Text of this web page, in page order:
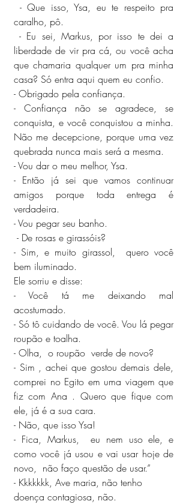
caralho, pô.
- Eu sei, Markus, por isso te dei a
liberdade de vir pra cá, ou você acha
que chamaria qualquer um pra minha
casa? Só entra aqui quem eu confio.
- Obrigado pela confiança.
- Confiança não se agradece, se
conquista, e você conquistou a minha.
Não me decepcione, porque uma vez
quebrada nunca mais será a mesma.
- Vou dar o meu melhor, Ysa.
- Então já sei que vamos continuar
amigos porque toda entrega é
verdadeira.
- Vou pegar seu banho.
- De rosas e girassóis?
- Sim, e muito girassol,  quero você
bem iluminado.
Ele sorriu e disse:
- Você tá me deixando mal
acostumado.
- Só tô cuidando de você. Vou lá pegar
roupão e toalha.
- Olha,  o roupão  verde de novo?
- Sim , achei que gostou demais dele,
comprei no Egito em uma viagem que
fiz com Ana . Quero que fique com
ele, já é a sua cara.
- Não, que isso Ysa!
- Fica, Markus,  eu nem uso ele, e
como você já usou e vai usar hoje de
novo,  não faço questão de usar.”
- Kkkkkkk, Ave maria, não tenho
doença contagiosa, não.